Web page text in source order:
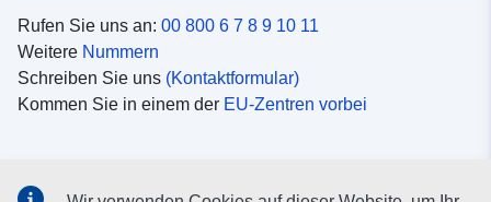
Rufen Sie uns an: 00 800 6 7 8 9 10 11
Weitere Nummern
Schreiben Sie uns (Kontaktformular)
Kommen Sie in einem der EU-Zentren vorbei